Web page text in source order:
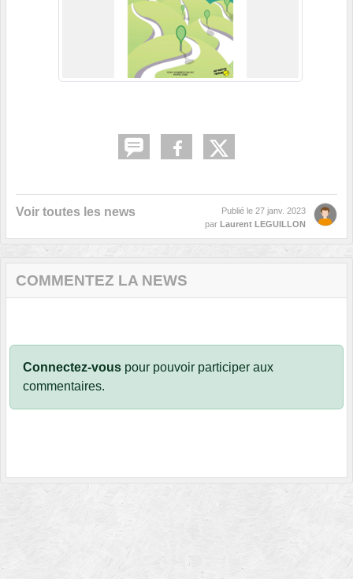
Voir toutes les news Publié le 27 janv. 2023
par Laurent LEGUILLON
COMMENTEZ LA NEWS
Connectez-vous pour pouvoir participer aux
commentaires.